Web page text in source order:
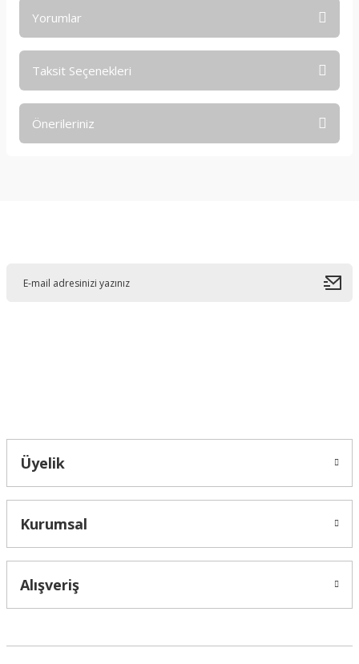
Yorumlar
Taksit Seçenekleri
Önerileriniz
Üyelik
Kurumsal
Alışveriş